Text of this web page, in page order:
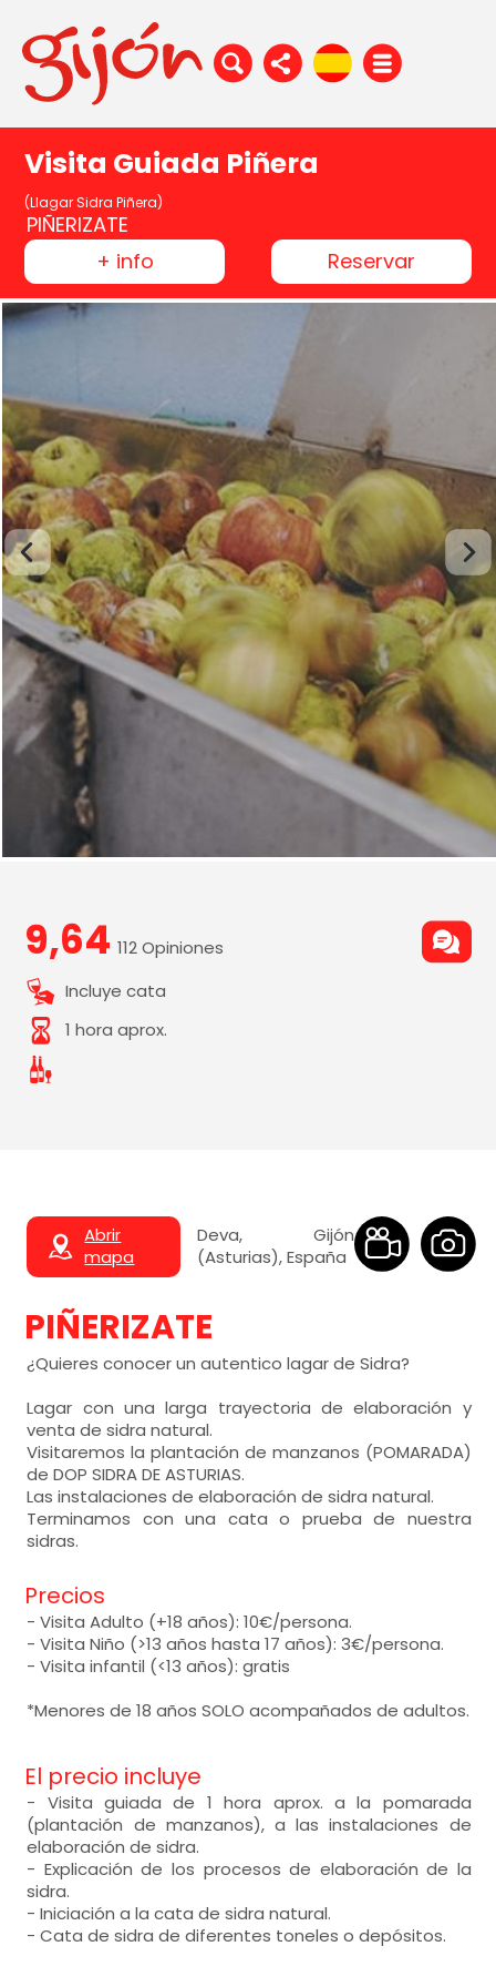
Visita Guiada Piñera
(Llagar Sidra Piñera)
PIÑERIZATE
+ info
Reservar
9,64 112 Opiniones
Incluye cata
1 hora aprox.
Abrir
mapa
Deva, Gijón
(Asturias), España
PIÑERIZATE
¿Quieres conocer un autentico lagar de Sidra?
Lagar con una larga trayectoria de elaboración y
venta de sidra natural.
Visitaremos la plantación de manzanos (POMARADA)
de DOP SIDRA DE ASTURIAS.
Las instalaciones de elaboración de sidra natural.
Terminamos con una cata o prueba de nuestra
sidras.
Precios
- Visita Adulto (+18 años): 10€/persona.
- Visita Niño (>13 años hasta 17 años): 3€/persona.
- Visita infantil (<13 años): gratis
*Menores de 18 años SOLO acompañados de adultos.
El precio incluye
- Visita guiada de 1 hora aprox. a la pomarada
(plantación de manzanos), a las instalaciones de
elaboración de sidra.
- Explicación de los procesos de elaboración de la
sidra.
- Iniciación a la cata de sidra natural.
- Cata de sidra de diferentes toneles o depósitos.